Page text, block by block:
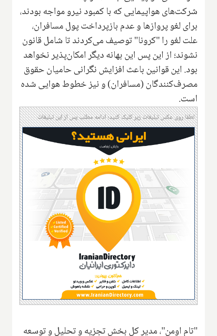
شرکت‌های هواپیمایی که با کمبود نیرو مواجه بودند،
برای لغو پروازها و عدم بازپرداخت پول مسافران،
علت لغو را "کرونا" توصیف می‌کردند تا شامل قانون
نشوند؛ از این پس این بهانه دیگر امکان‌پذیر نخواهد
بود. این قوانین باعث افزایش نگرانی حامیان حقوق
مصرف‌کنندگان (مسافران) و نیز خطوط هوایی شده
است.
لطفا روی عکس تبلیغات زیر کلیک کنید؛ ادامه مطلب پس از این تبلیغات
"تام اومن"، مدیر کل بخش تجزیه و تحلیل و توسعه